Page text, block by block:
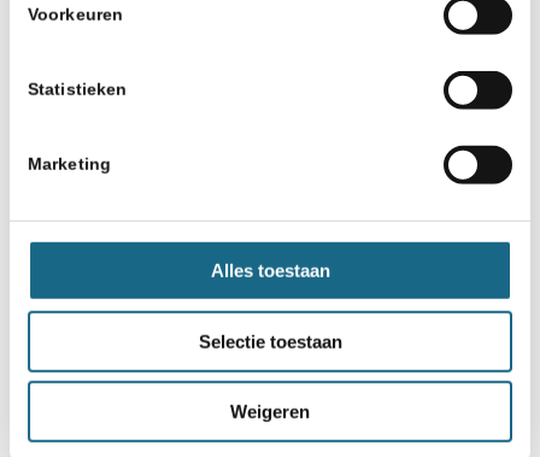
Voorkeuren
Statistieken
Marketing
Alles toestaan
Selectie toestaan
Weigeren